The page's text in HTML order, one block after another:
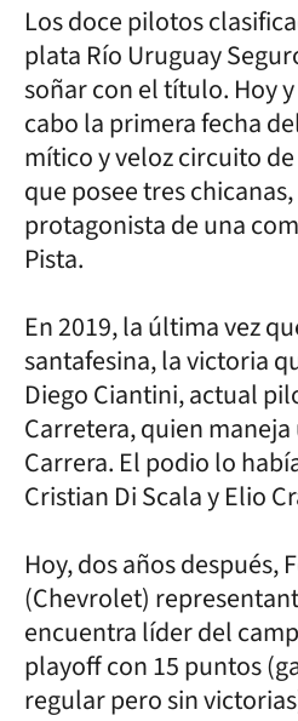
Los doce pilotos
plata Río Uruguay
soñar con el título. Hoy
cabo la primera fecha
mítico y veloz circuito
que posee tres
protagonista de una
Pista.
En 2019, la última vez
santafesina, la victoria
Diego Ciantini, actual
Carretera, quien
Carrera. El podio lo
Cristian Di Scala y Elio
Hoy, dos años después,
(Chevrolet)
encuentra líder del
playoff con 15 puntos
regular pero sin